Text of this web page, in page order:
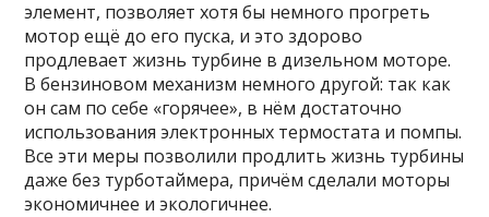
элемент, позволяет хотя бы немного прогреть
мотор ещё до его пуска, и это здорово
продлевает жизнь турбине в дизельном моторе.
В бензиновом механизм немного другой: так как
он сам по себе «горячее», в нём достаточно
использования электронных термостата и помпы.
Все эти меры позволили продлить жизнь турбины
даже без турботаймера, причём сделали моторы
экономичнее и экологичнее.